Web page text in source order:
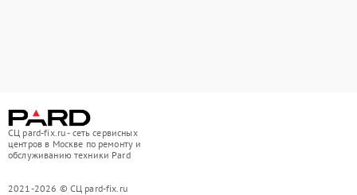
СЦ pard-fix.ru - сеть сервисных
центров в Москве по ремонту и
обслуживанию техники Pard
2021-2026 © СЦ pard-fix.ru